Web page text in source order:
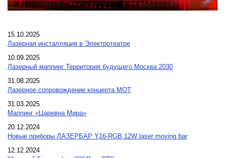
15.10.2025
Лазерная инсталляция в Электротеатре
10.09.2025
Лазерный маппинг Территория будущего Москва 2030
31.08.2025
Лазерное сопровождение концерта МОТ
31.03.2025
Маппинг «Царевна Мира»
20.12.2024
Новые приборы ЛАЗЕРБАР Y16-RGB 12W laser moving bar
12.12.2024